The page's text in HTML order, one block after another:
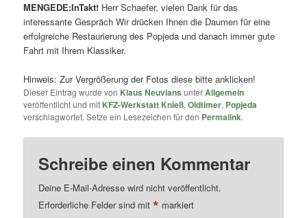
MENGEDE:InTakt! Herr Schaefer, vielen Dank für das
interessante Gespräch Wir drücken Ihnen die Daumen für eine
erfolgreiche Restaurierung des Popjeda und danach immer gute
Fahrt mit Ihrem Klassiker.
Hinweis: Zur Vergrößerung der Fotos diese bitte anklicken!
Dieser Eintrag wurde von Klaus Neuvians unterAllgemein
veröffentlicht und mit KFZ-Werkstatt Knieß,Oldtimer, Popjeda
verschlagwortet. Setze ein Lesezeichen für den Permalink.
Schreibe einen Kommentar
Deine E-Mail-Adresse wird nicht veröffentlicht.
Erforderliche Felder sind mit* markiert